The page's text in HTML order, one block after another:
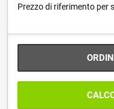
Prezzo di riferimento per